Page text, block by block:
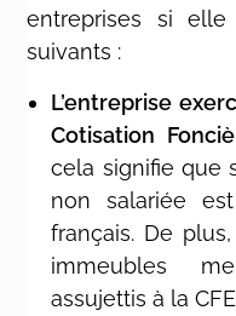
entreprises si
suivants :
L’entreprise
Cotisation
cela signifie que
non salariée
français. De
immeubles
assujettis à la